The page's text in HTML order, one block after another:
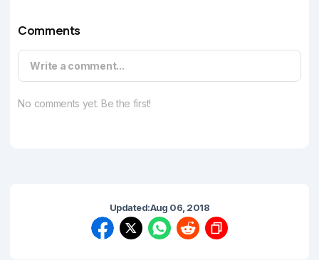
Comments
Write a comment...
No comments yet. Be the first!
Updated:Aug 06, 2018